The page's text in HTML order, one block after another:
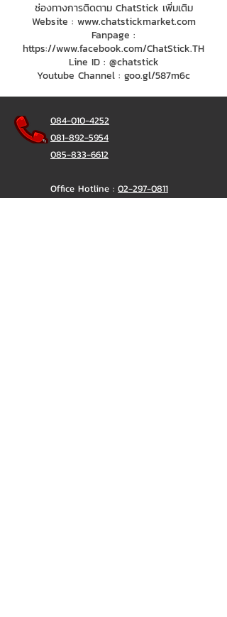
ช่องทางการติดตาม ChatStick เพิ่มเติม
Website : www.chatstickmarket.com
Fanpage :
https://www.facebook.com/ChatStick.TH
Line ID : @chatstick
Youtube Channel : goo.gl/587m6c
084-010-4252
081-892-5954
085-833-6612
Office Hotline : 02-297-0811